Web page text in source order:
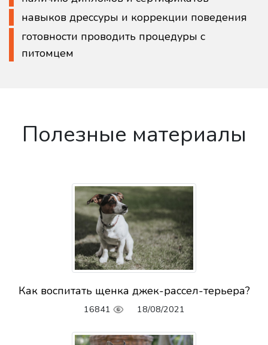
навыков дрессуры и коррекции поведения
готовности проводить процедуры с
питомцем
Полезные материалы
Как воспитать щенка джек-рассел-терьера?
16841 18/08/2021